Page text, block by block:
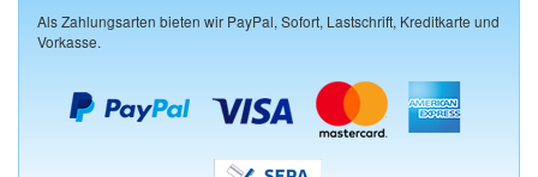
Als Zahlungsarten bieten wir PayPal, Sofort, Lastschrift, Kreditkarte und
Vorkasse.